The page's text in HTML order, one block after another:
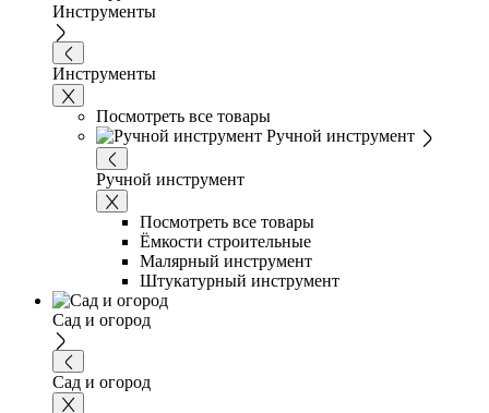
Инструменты
Инструменты
Посмотреть все товары
Ручной инструмент
Ручной инструмент
Посмотреть все товары
Ёмкости строительные
Малярный инструмент
Штукатурный инструмент
Сад и огород
Сад и огород